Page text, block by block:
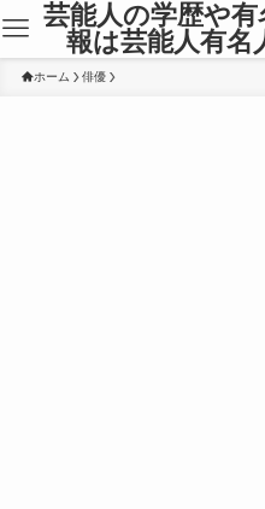
芸能人の学歴や
報は芸能人有名
ホーム 俳優